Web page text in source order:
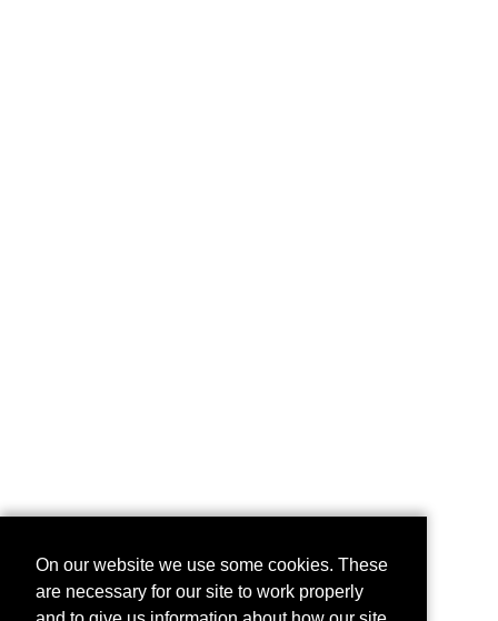
On our website we use some cookies. These
are necessary for our site to work properly